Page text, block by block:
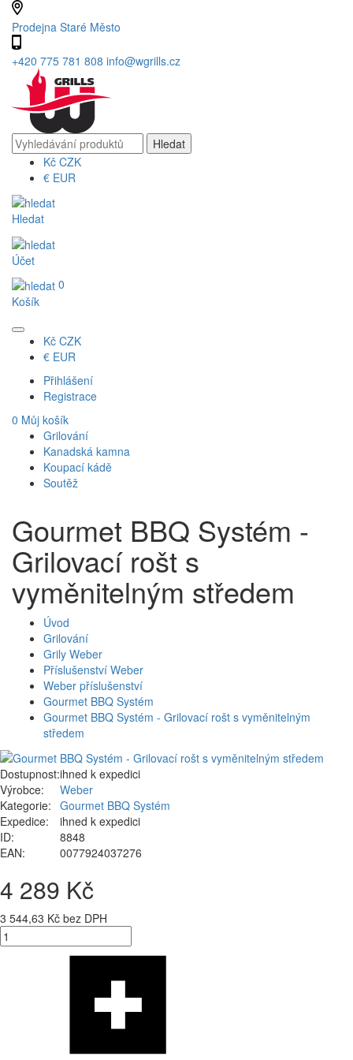
Prodejna Staré Město
+420 775 781 808 info@wgrills.cz
Kč CZK
€ EUR
Hledat
Účet
0
Košík
Kč CZK
€ EUR
Přihlášení
Registrace
0 Můj košík
Grilování
Kanadská kamna
Koupací kádě
Soutěž
Gourmet BBQ Systém -
Grilovací rošt s
vyměnitelným středem
Úvod
Grilování
Grily Weber
Příslušenství Weber
Weber příslušenství
Gourmet BBQ Systém
Gourmet BBQ Systém - Grilovací rošt s vyměnitelným
středem
Dostupnost:ihned k expedici
Výrobce:
Weber
Kategorie: Gourmet BBQ Systém
Expedice:
ihned k expedici
ID:
8848
EAN:
0077924037276
4 289 Kč
3 544,63 Kč bez DPH